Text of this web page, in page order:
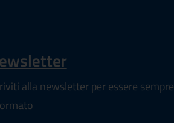
in un'altra scheda).
alla newsletter per essere sempre